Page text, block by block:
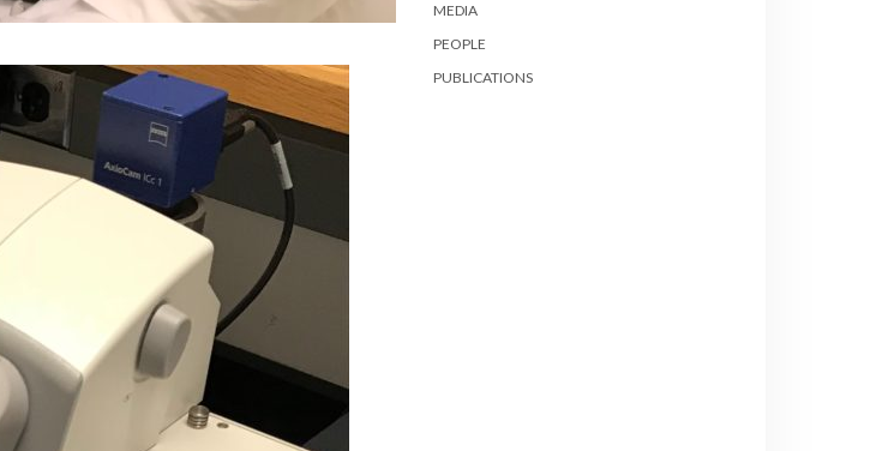
MEDIA
PEOPLE
PUBLICATIONS